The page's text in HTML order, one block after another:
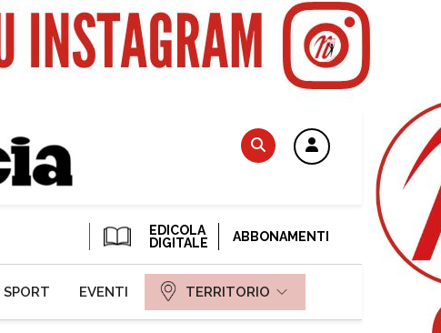
EDICOLA
DIGITALE
ABBONAMENTI
SPORT EVENTI TERRITORIO